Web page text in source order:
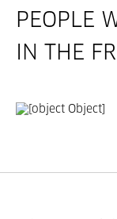
PEOPLE
IN THE